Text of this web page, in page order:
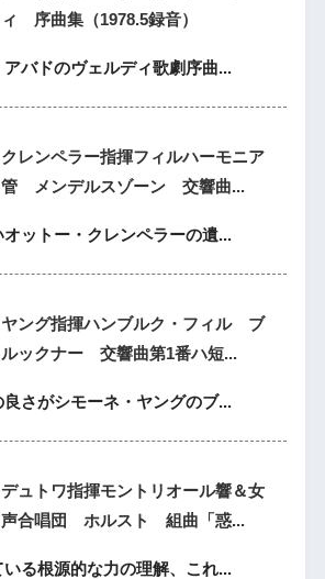
ィ 序曲集（1978.5録音）
バドのヴェルディ歌劇序曲...
クレンペラー指揮フィルハーモニア
管 メンデルスゾーン 交響曲...
ットー・クレンペラーの遺...
ヤング指揮ハンブルク・フィル ブ
ルックナー 交響曲第1番ハ短...
さがシモーネ・ヤングのブ...
デュトワ指揮モントリオール響＆女
声合唱団 ホルスト 組曲「惑...
る根源的な力の理解、これ...